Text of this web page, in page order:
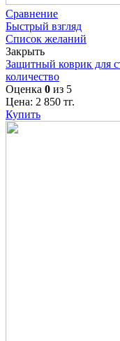
Сравнение
Быстрый взгляд
Список желаний
Закрыть
Защитный коврик для
количество
Оценка 0 из 5
Цена: 2 850 тг.
Купить